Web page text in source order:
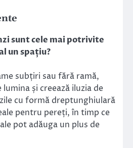
sunt cele mai potrivite
un spațiu?
subțiri sau fără ramă,
și creează iluzia de
cu formă dreptunghiulară
pentru pereți, în timp ce
pot adăuga un plus de